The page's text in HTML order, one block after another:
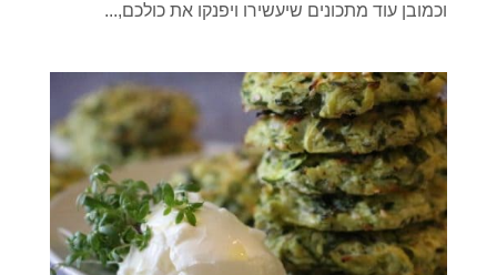
וכמובן עוד מתכונים שיעשירו ויפנקו את כולכם,...